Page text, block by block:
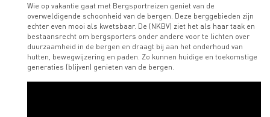
Delen
LinkedIn
Wie op vakantie gaat met Bergsportreizen geniet van de
overweldigende schoonheid van de bergen. Deze berggebieden zijn
echter even mooi als kwetsbaar. De (NKBV) ziet het als haar taak en
bestaansrecht om bergsporters onder andere voor te lichten over
duurzaamheid in de bergen en draagt bij aan het onderhoud van
hutten, bewegwijzering en paden. Zo kunnen huidige en toekomstige
generaties (blijven) genieten van de bergen.